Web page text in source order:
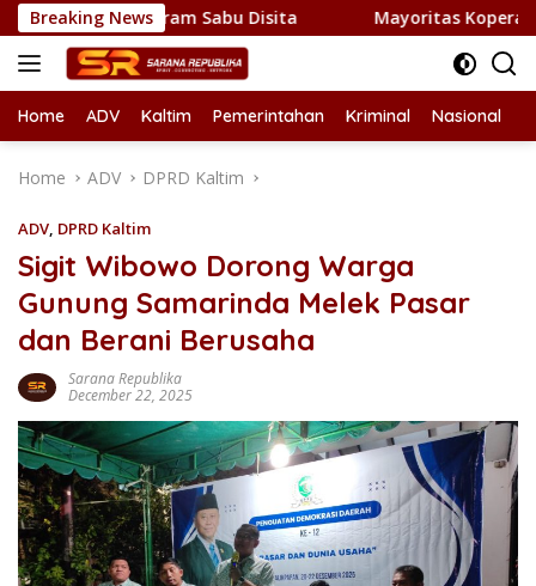
Skip
to
content
Breaking News
Kilogram Sabu Disita Mayoritas Koperasi Merah
Home ADV Kaltim Pemerintahan Kriminal Nasional
Home ADV DPRD Kaltim
ADV, DPRD Kaltim
Sigit Wibowo Dorong Warga
Gunung Samarinda Melek Pasar
dan Berani Berusaha
Sarana Republika
December 22, 2025